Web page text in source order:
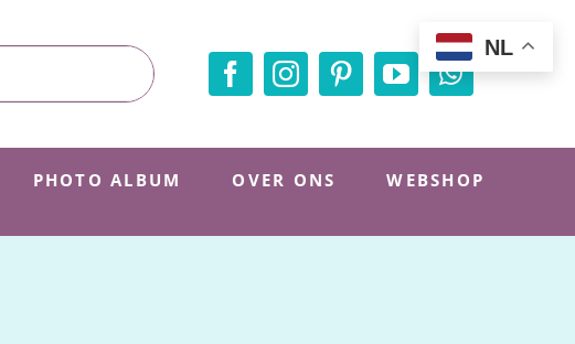
PHOTO ALBUM OVER ONS WEBSHOP
NL